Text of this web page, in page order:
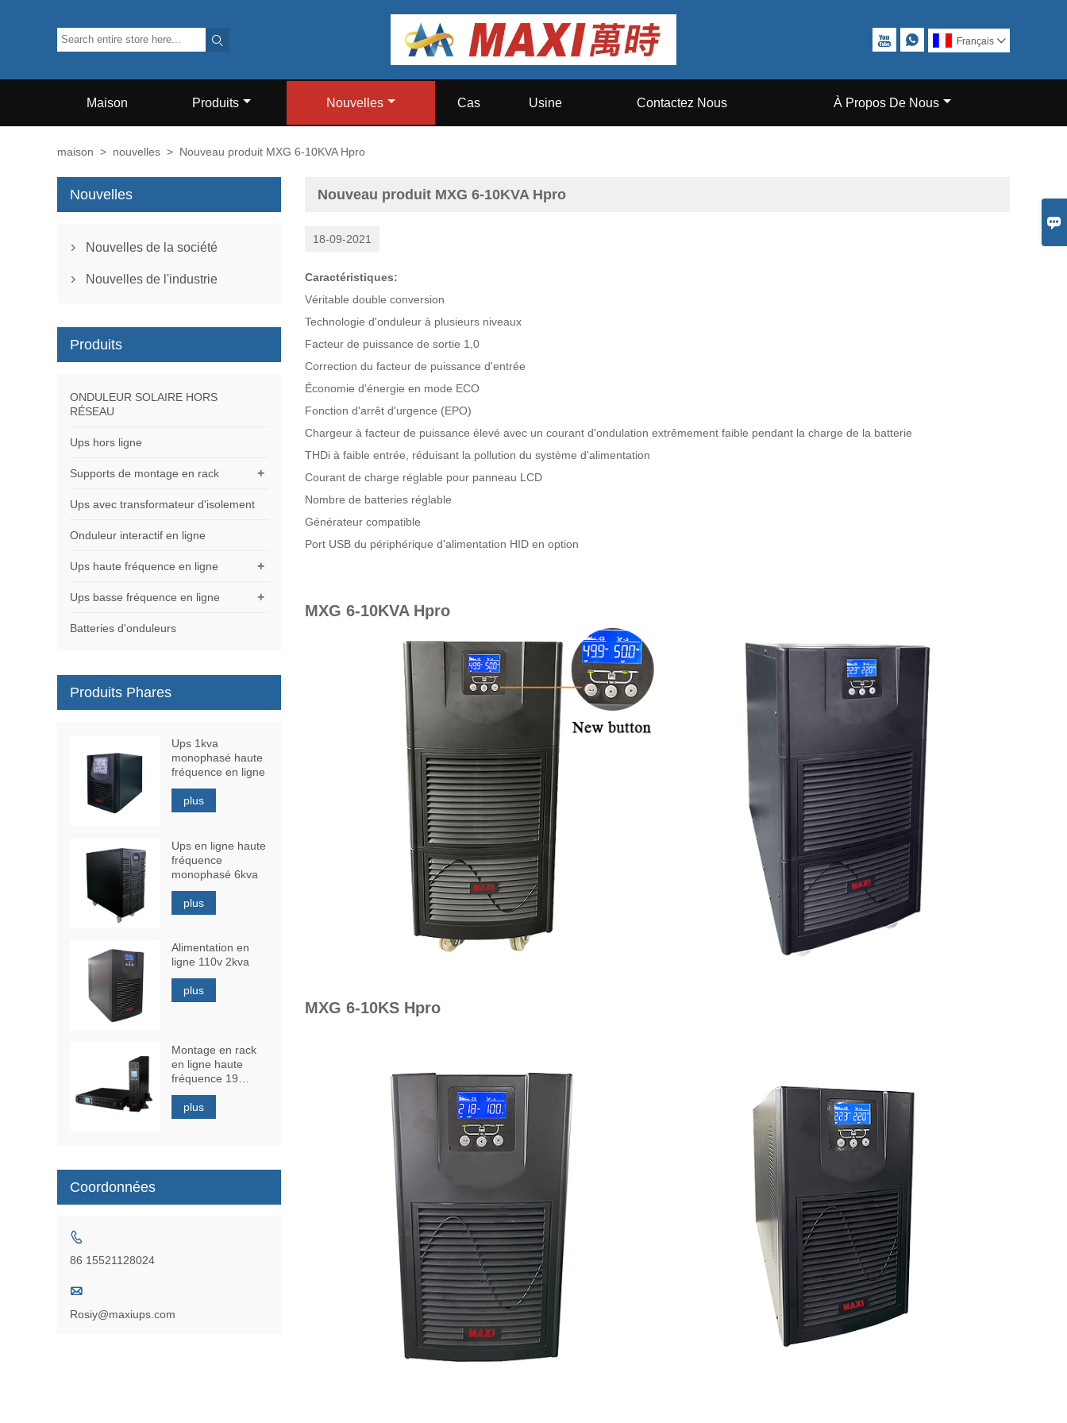

   Français 
Maison Produits Nouvelles Cas Usine Contactez Nous À Propos De Nous
maison > nouvelles > Nouveau produit MXG 6-10KVA Hpro
Nouveau produit MXG 6-10KVA Hpro
18-09-2021
Caractéristiques:
Véritable double conversion
Technologie d'onduleur à plusieurs niveaux
Facteur de puissance de sortie 1,0
Correction du facteur de puissance d'entrée
Économie d'énergie en mode ECO
Fonction d'arrêt d'urgence (EPO)
Chargeur à facteur de puissance élevé avec un courant d'ondulation extrêmement faible pendant la charge de la batterie
THDi à faible entrée, réduisant la pollution du système d'alimentation
Courant de charge réglable pour panneau LCD
Nombre de batteries réglable
Générateur compatible
Port USB du périphérique d'alimentation HID en option
MXG 6-10KVA Hpro
MXG 6-10KS Hpro
Nouvelles
 Nouvelles de la société
 Nouvelles de l'industrie
Produits
ONDULEUR SOLAIRE HORS
RÉSEAU
Ups hors ligne
+
Supports de montage en rack
Ups avec transformateur d'isolement
Onduleur interactif en ligne
+
Ups haute fréquence en ligne
+
Ups basse fréquence en ligne
Batteries d'onduleurs
Produits Phares
Ups 1kva
monophasé haute
fréquence en ligne
plus
Ups en ligne haute
fréquence
monophasé 6kva
plus
Alimentation en
ligne 110v 2kva
plus
Montage en rack
en ligne haute
fréquence 19
pouces 1kva
plus
Coordonnées

86 15521128024

Rosiy@maxiups.com